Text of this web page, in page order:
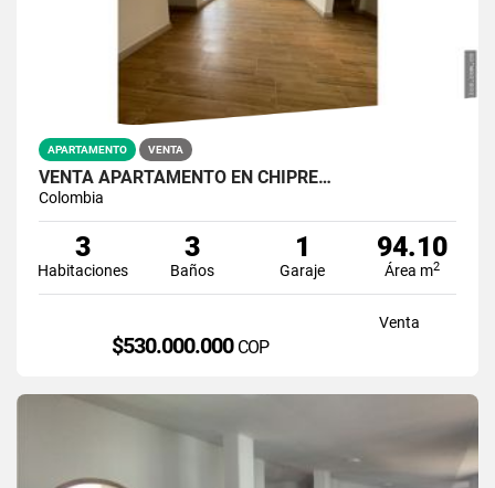
APARTAMENTO VENTA
VENTA APARTAMENTO EN CHIPRE…
Colombia
3
Habitaciones
3
Baños
1
Garaje
94.10
Área m2
Venta
$530.000.000 COP